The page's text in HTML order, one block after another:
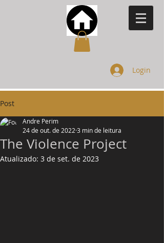
Login
Post
The Violence Project
Andre Perim
24 de out. de 2022 3 min de leitura
Atualizado: 3 de set. de 2023